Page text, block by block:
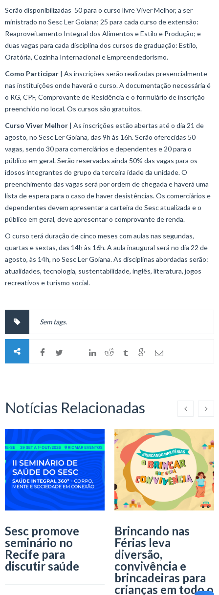
Serão disponibilizadas 50 para o curso livre Viver Melhor, a ser
ministrado no Sesc Ler Goiana; 25 para cada curso de extensão:
Reaproveitamento Integral dos Alimentos e Estilo e Produção; e
duas vagas para cada disciplina dos cursos de graduação: Estilo,
Oratória, Cozinha Internacional e Empreendedorismo.
Como Participar | As inscrições serão realizadas presencialmente
nas instituições onde haverá o curso. A documentação necessária é
o RG, CPF, Comprovante de Residência e o formulário de inscrição
preenchido no local. Os cursos são gratuitos.
Curso Viver Melhor | As inscrições estão abertas até o dia 21 de
agosto, no Sesc Ler Goiana, das 9h às 16h. Serão oferecidas 50
vagas, sendo 30 para comerciários e dependentes e 20 para o
público em geral. Serão reservadas ainda 50% das vagas para os
idosos integrantes do grupo da terceira idade da unidade. O
preenchimento das vagas será por ordem de chegada e haverá uma
lista de espera para o caso de haver desistências. Os comerciários e
dependentes devem apresentar a carteira do Sesc atualizada e o
público em geral, deve apresentar o comprovante de renda.
O curso terá duração de cinco meses com aulas nas segundas,
quartas e sextas, das 14h às 16h. A aula inaugural será no dia 22 de
agosto, às 14h, no Sesc Ler Goiana. As disciplinas abordadas serão:
atualidades, tecnologia, sustentabilidade, inglês, literatura, jogos
recreativos e turismo social.
Sem tags.
Notícias Relacionadas
Sesc promove
seminário no
Recife para
discutir saúde
Brincando nas
Férias leva
diversão,
convivência e
brincadeiras para
crianças em todo o